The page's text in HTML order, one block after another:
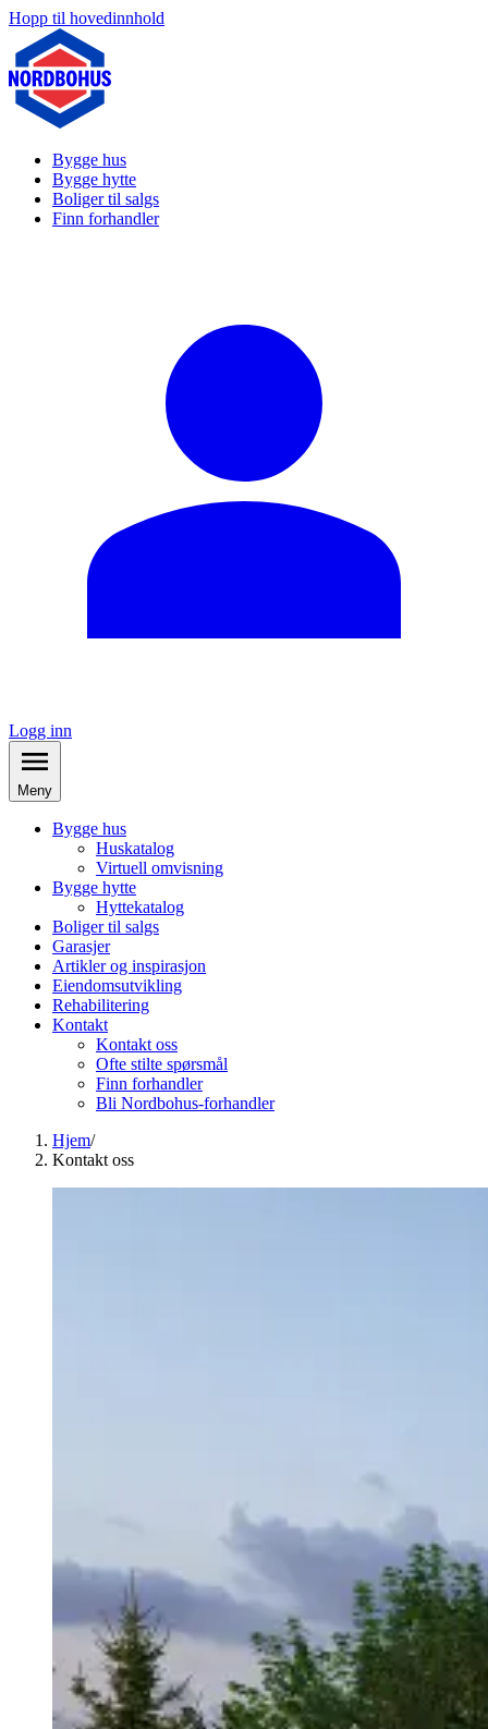
Hopp til hovedinnhold
Bygge hus
Bygge hytte
Boliger til salgs
Finn forhandler
Logg inn
Meny
Bygge hus
Huskatalog
Virtuell omvisning
Bygge hytte
Hyttekatalog
Boliger til salgs
Garasjer
Artikler og inspirasjon
Eiendomsutvikling
Rehabilitering
Kontakt
Kontakt oss
Ofte stilte spørsmål
Finn forhandler
Bli Nordbohus-forhandler
Hjem/
Kontakt oss